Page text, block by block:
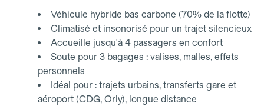
Véhicule hybride bas carbone (70% de la flotte)
Climatisé et insonorisé pour un trajet silencieux
Accueille jusqu'à 4 passagers en confort
Soute pour 3 bagages : valises, malles, effets
personnels
Idéal pour : trajets urbains, transferts gare et
aéroport (CDG, Orly), longue distance